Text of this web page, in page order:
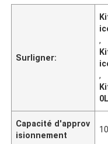
Surligner:
,
,
Capacité d'approv
isionnement